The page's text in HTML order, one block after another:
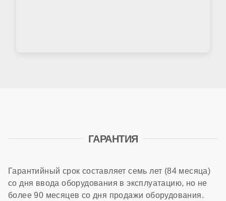
ГАРАНТИЯ
Гарантийный срок составляет семь лет (84 месяца)
со дня ввода оборудования в эксплуатацию, но не
более 90 месяцев со дня продажи оборудования.